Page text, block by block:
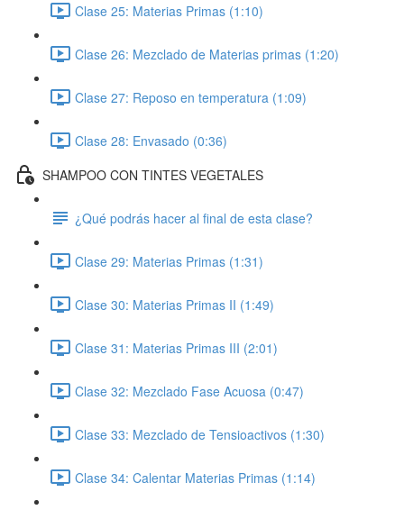
Clase 25: Materias Primas (1:10)
Clase 26: Mezclado de Materias primas (1:20)
Clase 27: Reposo en temperatura (1:09)
Clase 28: Envasado (0:36)
SHAMPOO CON TINTES VEGETALES
¿Qué podrás hacer al final de esta clase?
Clase 29: Materias Primas (1:31)
Clase 30: Materias Primas II (1:49)
Clase 31: Materias Primas III (2:01)
Clase 32: Mezclado Fase Acuosa (0:47)
Clase 33: Mezclado de Tensioactivos (1:30)
Clase 34: Calentar Materias Primas (1:14)